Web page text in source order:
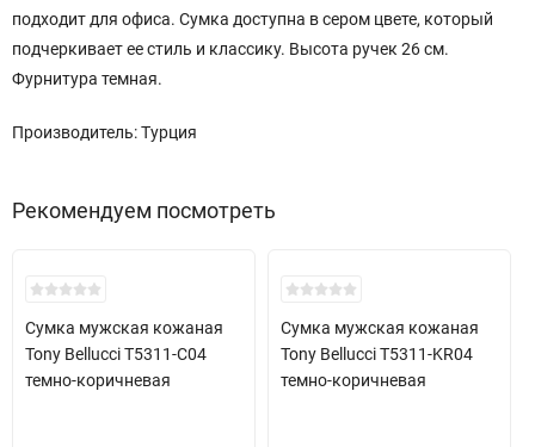
подходит для офиса. Сумка доступна в сером цвете, который
подчеркивает ее стиль и классику. Высота ручек 26 см.
Фурнитура темная.
Производитель: Турция
Рекомендуем посмотреть
New!
Сумка мужская кожаная
Tony Bellucci T5311-C04
темно-коричневая
New!
Сумка мужская кожаная
Tony Bellucci T5311-KR04
темно-коричневая